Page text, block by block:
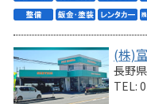
(株)
長野
TEL: